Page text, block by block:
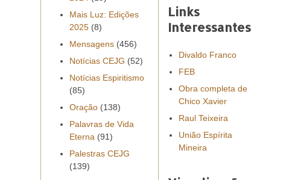
Mais Luz: Edições
2025 (8)
Mensagens (456)
Notícias CEJG (52)
Notícias Espiritismo
(85)
Oração (138)
Palavras de Vida
Eterna (91)
Palestras CEJG
(139)
Links
Interessantes
Divaldo Franco
FEB
Obra completa de
Chico Xavier
Raul Teixeira
União Espírita
Mineira